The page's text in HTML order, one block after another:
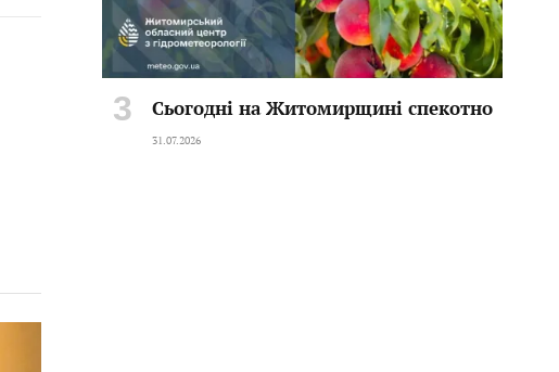
Сьогодні на Житомирщині спекотно
31.07.2026